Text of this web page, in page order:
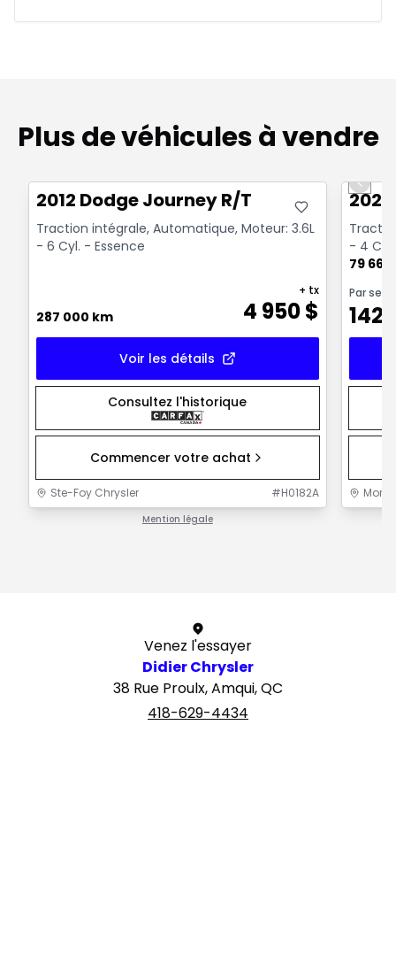
Plus de véhicules à vendre
2012 Dodge Journey R/T
Traction intégrale, Automatique, Moteur: 3.6L
- 6 Cyl. - Essence
287 000 km 4 950$
+ tx
Voir les détails
Consultez l'historique
Commencer votre achat
Ste-Foy Chrysler #H0182A
Mention légale
- 4
79
Par
142
Venez l'essayer
Didier Chrysler
38 Rue Proulx, Amqui, QC
418-629-4434